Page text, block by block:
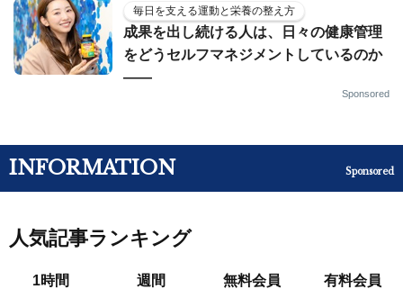
毎日を支える運動と栄養の整え方
成果を出し続ける人は、日々の健康管理
をどうセルフマネジメントしているのか
——
Sponsored
INFORMATION Sponsored
人気記事ランキング
1時間 週間 無料会員 有料会員